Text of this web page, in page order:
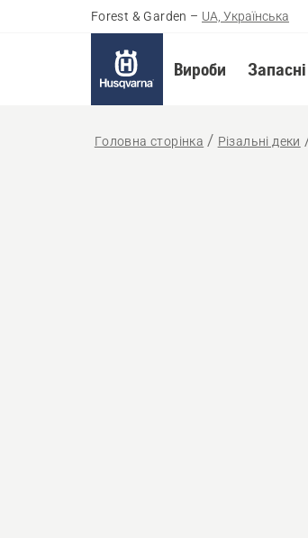
Forest & Garden – UA, Українська
Вироби
Головна сторінка Різальні деки